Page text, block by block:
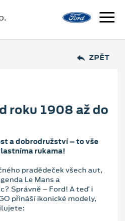
ZPĚT
roku 1908 až do
a dobrodružství – to vše
rukama!
pradědeček všech aut,
Le Mans a
Správně – Ford! A teď i
přináší ikonické modely,